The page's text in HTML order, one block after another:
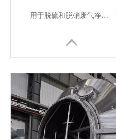
用于脱硫和脱硝废气净化 (EGC) 应用的镍合金 N06059 洗涤器